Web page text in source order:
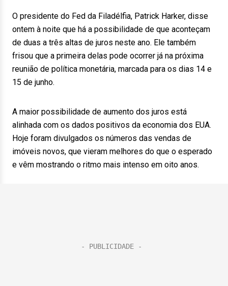
O presidente do Fed da Filadélfia, Patrick Harker, disse
ontem à noite que há a possibilidade de que aconteçam
de duas a três altas de juros neste ano. Ele também
frisou que a primeira delas pode ocorrer já na próxima
reunião de política monetária, marcada para os dias 14 e
15 de junho.
A maior possibilidade de aumento dos juros está
alinhada com os dados positivos da economia dos EUA.
Hoje foram divulgados os números das vendas de
imóveis novos, que vieram melhores do que o esperado
e vêm mostrando o ritmo mais intenso em oito anos.